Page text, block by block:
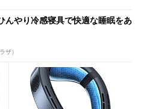
んやり冷感寝具で快適な睡眠をあ
ザ）